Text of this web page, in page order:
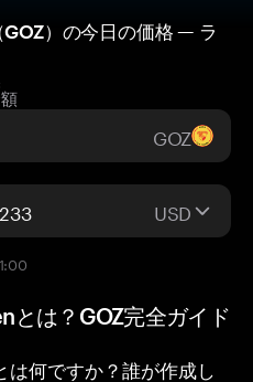
）の今日の価格 — ラ
GOZ
USD
とは？GOZ完全ガイド
何ですか？誰が作成し